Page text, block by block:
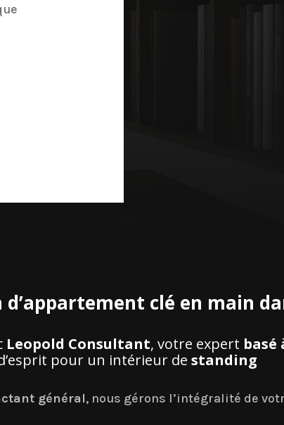
clé en main
Leopold Consultant, votre expert basé
pour un intérieur destanding
général, nous gérons l’intégralité de